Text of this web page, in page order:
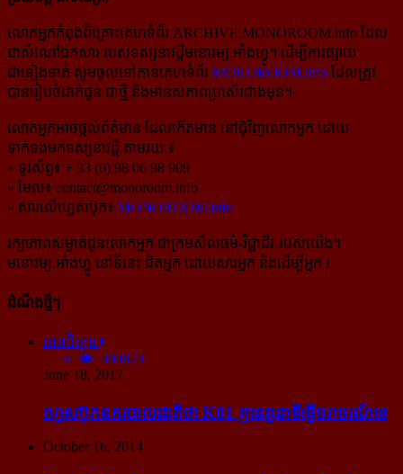
លោកអ្នកកំពុងពិគ្រោះគេហទំព័រ ARCHIVE.MONOROOM.info ដែល
ជាសំណៅឯកសារ របស់ទស្សនាវដ្ដីមនោរម្យ.អាំងហ្វូ។ ដើម្បីការផ្សាយ
ជាទៀងទាត់ សូមចូលទៅកាន់​គេហទំព័រ MONOROOM.info ដែលត្រូវ
បានរៀបចំដាក់ជូន ជាថ្មី និងមានសភាពប្រសើរជាងមុន។
លោកអ្នកអាចផ្ដល់ព័ត៌មាន ដែលកើតមាន នៅជុំវិញលោកអ្នក ដោយ
ទាក់ទងមកទស្សនាវដ្ដី តាមរយៈ៖
» ទូរស័ព្ទ៖ + 33 (0) 98 06 98 909
» មែល៖ contact@monoroom.info
» សារលើហ្វេសប៊ុក៖ MONOROOM.info
រក្សាភាពសម្ងាត់ជូនលោកអ្នក ជាក្រមសីលធម៌-​វិជ្ជាជីវៈ​របស់យើង។
មនោរម្យ.អាំងហ្វូ នៅទីនេះ ជិតអ្នក ដោយសារអ្នក និងដើម្បីអ្នក !
ដំណឹងថ្មីៗ
អានពិស្ដារ
300823
June 18, 2017
ហ្វេសប៊ុក​នគរបាល​ជាតិ​ថា K01 គ្មាន​តួនាទី​ធ្វើ​ចរាចរណ៍​ទេ
October 16, 2014